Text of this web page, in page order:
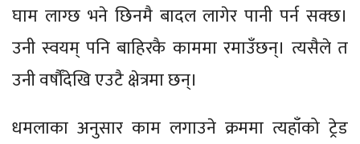
घाम लाग्छ भने छिनमै बादल लागेर पानी पर्न सक्छ।
उनी स्वयम् पनि बाहिरकै काममा रमाउँछन्। त्यसैले त
उनी वर्षौंदेखि एउटै क्षेत्रमा छन्।
धमलाका अनुसार काम लगाउने क्रममा त्यहाँको ट्रेड